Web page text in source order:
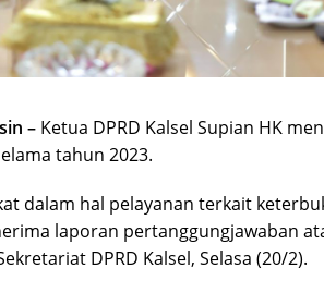
– Ketua DPRD Kalsel Supian HK
tahun 2023.
dalam hal pelayanan terkait
laporan pertanggungjawaban
DPRD Kalsel, Selasa (20/2).